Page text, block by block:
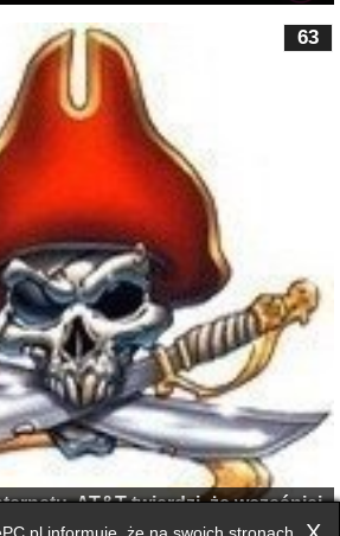
AT&T twierdzi, że wcześniej
ostrzegał
63